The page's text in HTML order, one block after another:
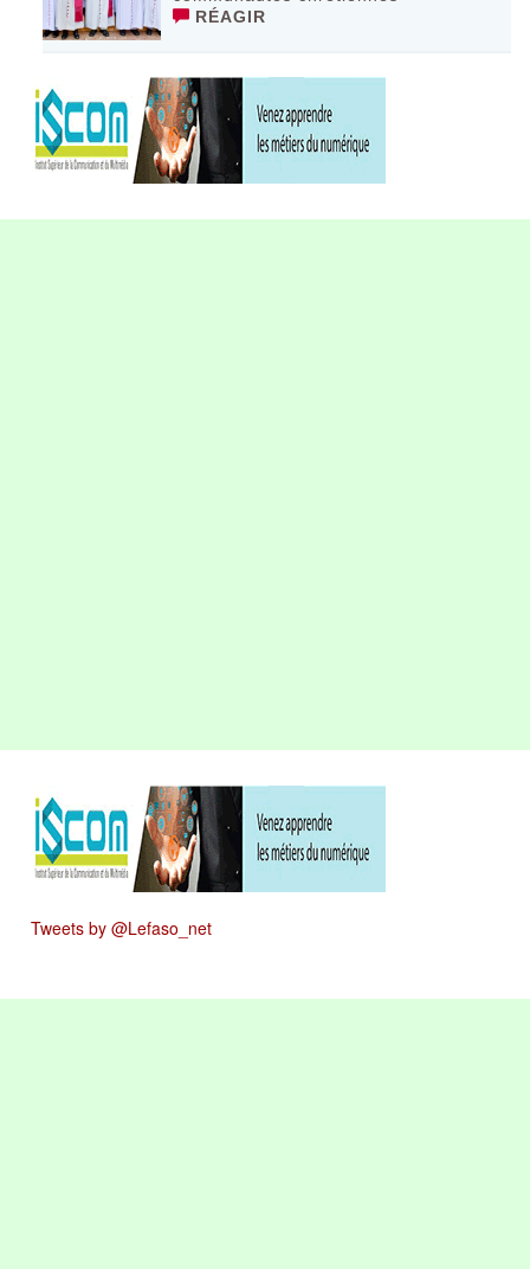
RÉAGIR
Tweets by @Lefaso_net